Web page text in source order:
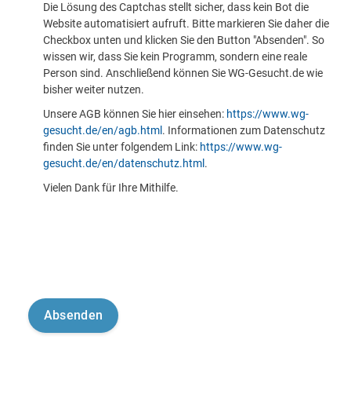
Die Lösung des Captchas stellt sicher, dass kein Bot die
Website automatisiert aufruft. Bitte markieren Sie daher die
Checkbox unten und klicken Sie den Button "Absenden". So
wissen wir, dass Sie kein Programm, sondern eine reale
Person sind. Anschließend können Sie WG-Gesucht.de wie
bisher weiter nutzen.
Unsere AGB können Sie hier einsehen: https://www.wg-
gesucht.de/en/agb.html . Informationen zum Datenschutz
finden Sie unter folgendem Link: https://www.wg-
gesucht.de/en/datenschutz.html .
Vielen Dank für Ihre Mithilfe.